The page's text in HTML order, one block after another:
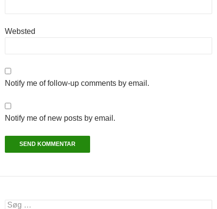
Websted
Notify me of follow-up comments by email.
Notify me of new posts by email.
Søg